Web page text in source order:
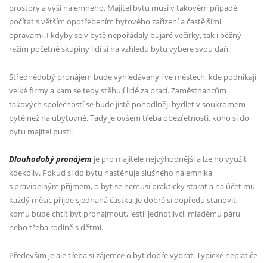
prostory a výši nájemného. Majitel bytu musí v takovém případě
počítat s větším opotřebením bytového zařízení a častějšími
opravami. I kdyby se v bytě nepořádaly bujaré večírky, tak i běžný
režim početné skupiny lidí si na vzhledu bytu vybere svou daň.
Střednědobý pronájem bude vyhledávaný i ve městech, kde podnikají
velké firmy a kam se tedy stěhují lidé za prací. Zaměstnancům
takových společností se bude jistě pohodlněji bydlet v soukromém
bytě než na ubytovně. Tady je ovšem třeba obezřetnosti, koho si do
bytu majitel pustí.
Dlouhodobý pronájem je pro majitele nejvýhodnější a lze ho využít
kdekoliv. Pokud si do bytu nastěhuje slušného nájemníka
s pravidelným příjmem, o byt se nemusí prakticky starat a na účet mu
každý měsíc přijde sjednaná částka. Je dobré si dopředu stanovit,
komu bude chtít byt pronajmout, jestli jednotlivci, mladému páru
nebo třeba rodině s dětmi.
Především je ale třeba si zájemce o byt dobře vybrat. Typické neplatiče